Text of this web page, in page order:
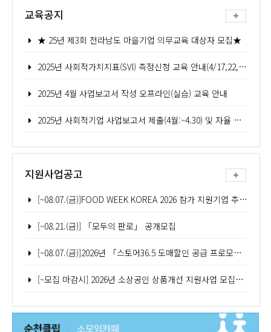
교육공지
★ 25년 제3회 전라남도 마을기업 의무교육 대상자 모집★
2025년 사회적가치지표(SVI) 측정신청 교육 안내(4/17,22,24,25,)
2025년 4월 사업보고서 작성 오프라인(실습) 교육 안내
2025년 사회적기업 사업보고서 제출(4월:~4.30) 및 자율 경영공시 안내
지원사업공고
[~08.07.(금)]FOOD WEEK KOREA 2026 참가 지원기업 추가모집 공고
[~08.21.(금)] 「모두의 판로」 공개모집
[~08.07.(금)]2026년 「스토어36.5 도매할인 공급 프로모션(2차)」 참여기업 모집공고
[~모집 마감시] 2026년 소상공인 상품개선 지원사업 모집공고